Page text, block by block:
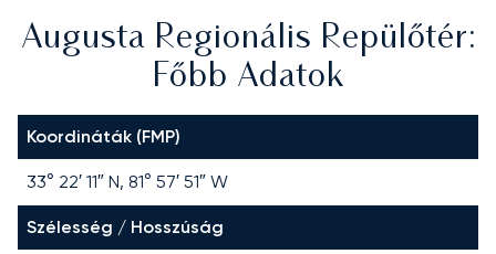
Augusta Regionális Repülőtér:
Főbb Adatok
Koordináták (FMP)
33° 22′ 11″ N, 81° 57′ 51″ W
Szélesség / Hosszúság